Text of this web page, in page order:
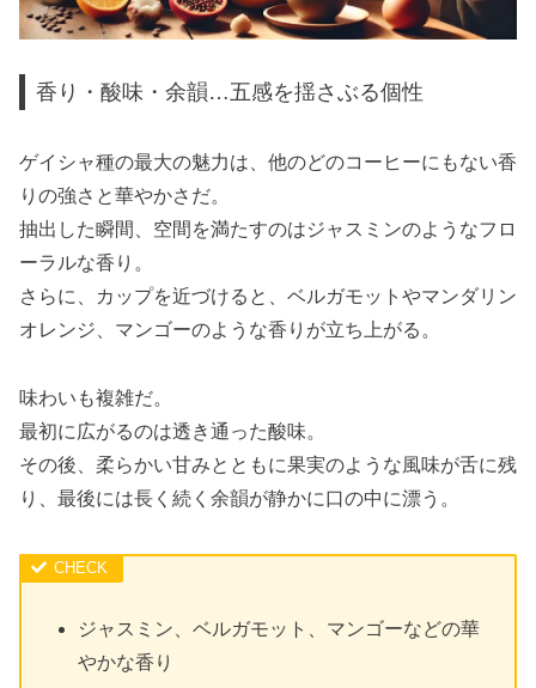
香り・酸味・余韻…五感を揺さぶる個性
ゲイシャ種の最大の魅力は、他のどのコーヒーにもない香
りの強さと華やかさだ。
抽出した瞬間、空間を満たすのはジャスミンのようなフロ
ーラルな香り。
さらに、カップを近づけると、ベルガモットやマンダリン
オレンジ、マンゴーのような香りが立ち上がる。
味わいも複雑だ。
最初に広がるのは透き通った酸味。
その後、柔らかい甘みとともに果実のような風味が舌に残
り、最後には長く続く余韻が静かに口の中に漂う。
ジャスミン、ベルガモット、マンゴーなどの華
やかな香り